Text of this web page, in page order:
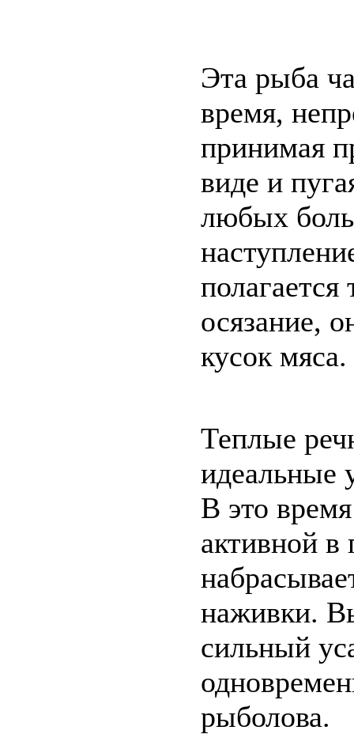
Эта рыба
время,
принимая
виде и
любых
полагается
осязание,
кусок мяса.
Теплые
идеальные
В это
активной
наживки.
сильный
рыболова.